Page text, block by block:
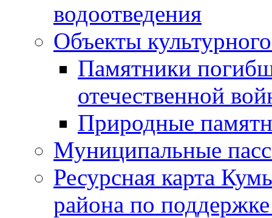
водоотведения
Объекты
Памятники
отечественной
Природные
Муниципальные
Ресурсная карта
района по